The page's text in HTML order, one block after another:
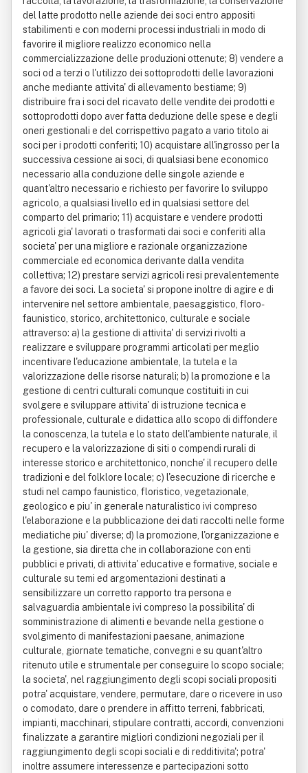
del latte prodotto nelle aziende dei soci entro appositi
stabilimenti e con moderni processi industriali in modo di
favorire il migliore realizzo economico nella
commercializzazione delle produzioni ottenute; 8) vendere a
soci od a terzi o l'utilizzo dei sottoprodotti delle lavorazioni
anche mediante attivita' di allevamento bestiame; 9)
distribuire fra i soci del ricavato delle vendite dei prodotti e
sottoprodotti dopo aver fatta deduzione delle spese e degli
oneri gestionali e del corrispettivo pagato a vario titolo ai
soci per i prodotti conferiti; 10) acquistare all'ingrosso per la
successiva cessione ai soci, di qualsiasi bene economico
necessario alla conduzione delle singole aziende e
quant'altro necessario e richiesto per favorire lo sviluppo
agricolo, a qualsiasi livello ed in qualsiasi settore del
comparto del primario; 11) acquistare e vendere prodotti
agricoli gia' lavorati o trasformati dai soci e conferiti alla
societa' per una migliore e razionale organizzazione
commerciale ed economica derivante dalla vendita
collettiva; 12) prestare servizi agricoli resi prevalentemente
a favore dei soci. La societa' si propone inoltre di agire e di
intervenire nel settore ambientale, paesaggistico, floro-
faunistico, storico, architettonico, culturale e sociale
attraverso: a) la gestione di attivita' di servizi rivolti a
realizzare e sviluppare programmi articolati per meglio
incentivare l'educazione ambientale, la tutela e la
valorizzazione delle risorse naturali; b) la promozione e la
gestione di centri culturali comunque costituiti in cui
svolgere e sviluppare attivita' di istruzione tecnica e
professionale, culturale e didattica allo scopo di diffondere
la conoscenza, la tutela e lo stato dell'ambiente naturale, il
recupero e la valorizzazione di siti o compendi rurali di
interesse storico e architettonico, nonche' il recupero delle
tradizioni e del folklore locale; c) l'esecuzione di ricerche e
studi nel campo faunistico, floristico, vegetazionale,
geologico e piu' in generale naturalistico ivi compreso
l'elaborazione e la pubblicazione dei dati raccolti nelle forme
mediatiche piu' diverse; d) la promozione, l'organizzazione e
la gestione, sia diretta che in collaborazione con enti
pubblici e privati, di attivita' educative e formative, sociale e
culturale su temi ed argomentazioni destinati a
sensibilizzare un corretto rapporto tra persona e
salvaguardia ambientale ivi compreso la possibilita' di
somministrazione di alimenti e bevande nella gestione o
svolgimento di manifestazioni paesane, animazione
culturale, giornate tematiche, convegni e su quant'altro
ritenuto utile e strumentale per conseguire lo scopo sociale;
la societa', nel raggiungimento degli scopi sociali propositi
potra' acquistare, vendere, permutare, dare o ricevere in uso
o comodato, dare o prendere in affitto terreni, fabbricati,
impianti, macchinari, stipulare contratti, accordi, convenzioni
finalizzate a garantire migliori condizioni negoziali per il
raggiungimento degli scopi sociali e di redditivita'; potra'
inoltre assumere interessenze e partecipazioni sotto